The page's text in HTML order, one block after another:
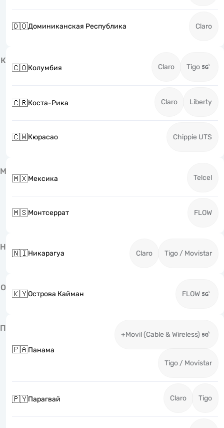
🇩🇴Доминиканская Республика Claro
К
🇨🇴Колумбия Claro Tigo
🇨🇷Коста-Рика Claro Liberty
🇨🇼Кюрасао Chippie UTS
М
🇲🇽Мексика Telcel
🇲🇸Монтсеррат FLOW
Н
🇳🇮Никарагуа Claro Tigo / Movistar
О
🇰🇾Острова Кайман FLOW
П
🇵🇦Панама
+Movil (Cable & Wireless)
Tigo / Movistar
🇵🇾Парагвай Claro Tigo